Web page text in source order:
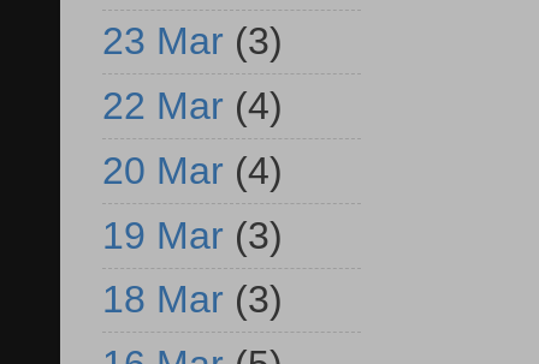
23 Mar (3)
22 Mar (4)
20 Mar (4)
19 Mar (3)
18 Mar (3)